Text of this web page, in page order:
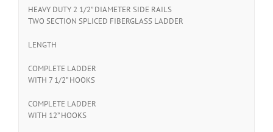
HEAVY DUTY 2 1/2” DIAMETER SIDE RAILS
TWO SECTION SPLICED FIBERGLASS LADDER
LENGTH
COMPLETE LADDER
WITH 7 1/2” HOOKS
COMPLETE LADDER
WITH 12” HOOKS